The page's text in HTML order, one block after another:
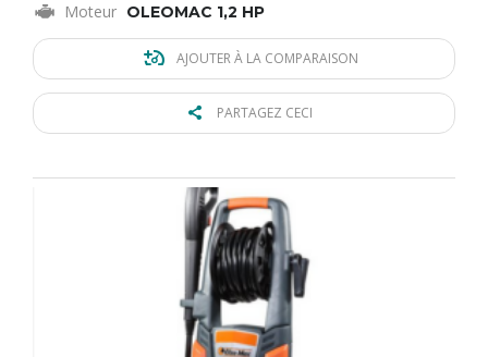
Moteur OLEOMAC 1,2 HP
AJOUTER À LA COMPARAISON
PARTAGEZ CECI